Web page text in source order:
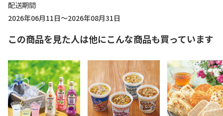
配送期間
2026年06月11日～2026年08月31日
この商品を見た人は他にこんな商品も買っています